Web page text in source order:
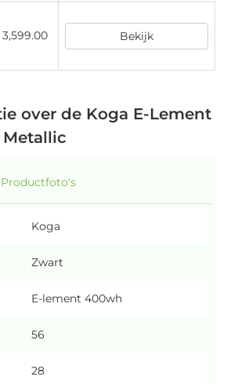
Bekijk
over de Koga E-Lement
Productfoto's
Koga
Zwart
E-lement 400wh
56
28